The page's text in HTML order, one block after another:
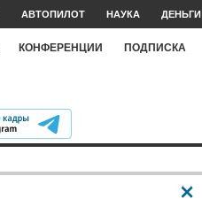
АВТОПИЛОТ НАУКА ДЕНЬГИ
КОНФЕРЕНЦИИ ПОДПИСКА